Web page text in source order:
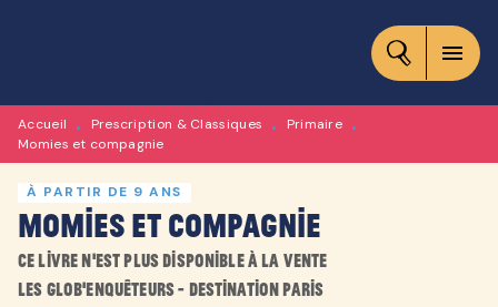
CONTENU
menu
Accueil • Prescription & Classiques • Primaire •
Momies et compagnie
À PARTIR DE 9 ANS
Momies et compagnie
Ce livre n'est plus disponible à la vente
Les Glob'enquêteurs - Destination Paris